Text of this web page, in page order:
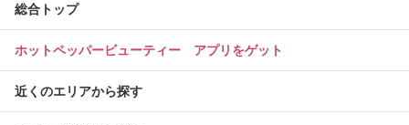
総合トップ
ホットペッパービューティー アプリをゲット
近くのエリアから探す